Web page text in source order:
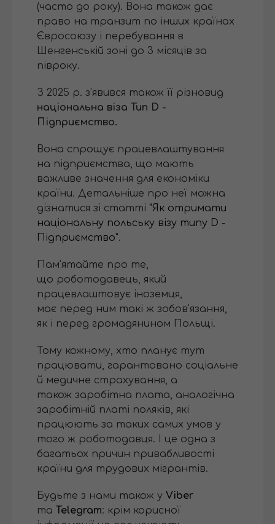
(часто до року). Вона також дає
право на транзит по інших країнах
Євросоюзу і перебування в
Шенгенській зоні до 3 місяців за
півроку.
З 2025 р. з'явився також її різновид
національна віза Тип D -
Підприємство.
Вона спрощує працевлаштування
на підприємства, що мають
важливе значення для економіки
країни. Детальніше про неї можна
дізнатися зі статті "Як отримати
національну польську візу типу D -
Підприємство".
Пам'ятайте про те,
що роботодавець, який
працевлаштовує іноземця,
має перед ним такі ж зобов'язання,
як і перед громадянином Польщі.
Тому кожному, хто планує тут
працювати, гарантовано соціальне
й медичне страхування, а
також заробітна плата, аналогічна
заробітній платі поляків, які
працюють за таких самих умов у
того ж роботодавця. І це одна з
багатьох причин привабливості
країни для трудових мігрантів.
Будьте з нами також у Viber
та Telegram: крім корисної